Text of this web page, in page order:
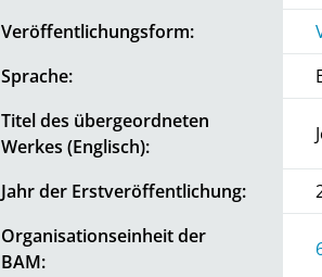
Veröffentlichungsform:
Sprache:
Titel des übergeordneten
Werkes (Englisch):
Jahr der Erstveröffentlichung:
Organisationseinheit der
BAM: